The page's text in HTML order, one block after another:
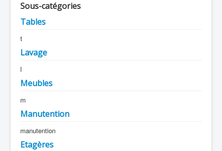
Sous-catégories
Tables
t
Lavage
l
Meubles
m
Manutention
manutention
Etagères